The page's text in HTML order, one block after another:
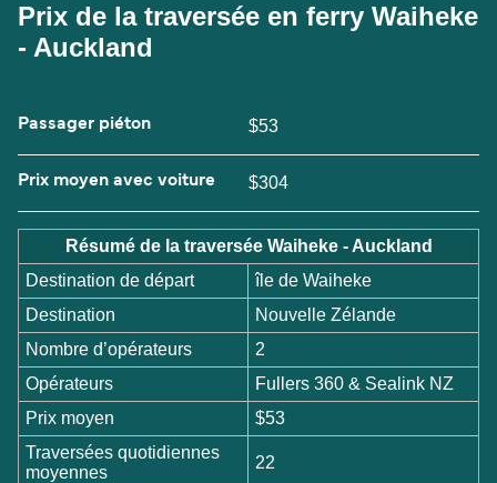
Prix de la traversée en ferry Waiheke
- Auckland
Passager piéton $53
Prix moyen avec voiture $304
Résumé de la traversée Waiheke - Auckland
Destination de départ
île de Waiheke
Destination
Nouvelle Zélande
Nombre d’opérateurs
2
Opérateurs
Fullers 360 & Sealink NZ
Prix moyen
$53
Traversées quotidiennes
moyennes
22